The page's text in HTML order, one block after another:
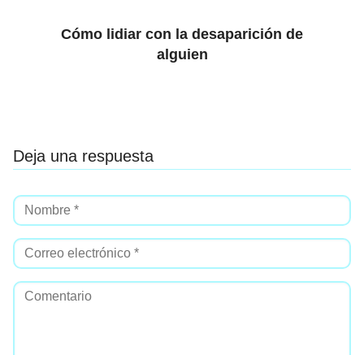
Cómo lidiar con la desaparición de
alguien
Deja una respuesta